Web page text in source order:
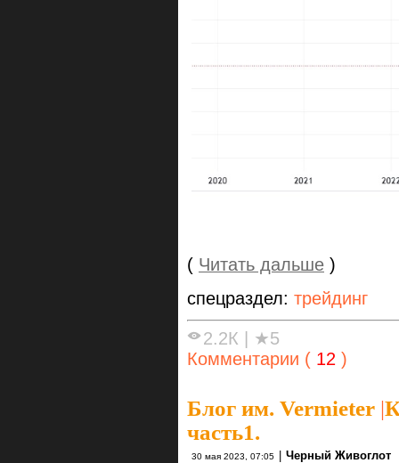
( Читать дальше )
спецраздел: трейдинг
2.2К
★5
Комментарии ( 12 )
Блог им. Vermieter |
часть1.
30 мая 2023, 07:05 Черный Живоглот